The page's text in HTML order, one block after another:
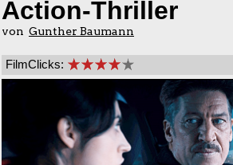
Action-Thriller
von Gunther Baumann
FilmClicks: